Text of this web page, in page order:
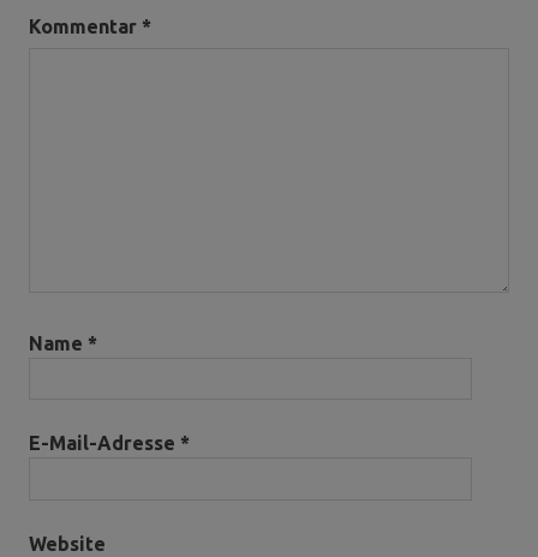
Kommentar *
Name *
E-Mail-Adresse *
Website